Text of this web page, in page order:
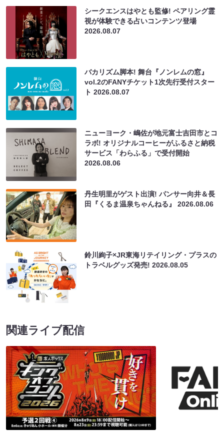
シークエンスはやとも監修! ペアリング霊
視が体験できる占いコンテンツ登場
2026.08.07
バカリズム脚本! 舞台『ノンレムの窓』
vol.2のFANYチケット1次先行受付スター
ト2026.08.07
ニューヨーク・嶋佐が地元富士吉田市とコ
ラボ! オリジナルコーヒーがふるさと納税
サービス「わらふる」で受付開始
2026.08.06
丹生明里がゲスト出演! パンサー向井＆長
田『くるま温泉ちゃんねる』2026.08.06
鈴川絢子×JR東海リテイリング・プラスの
トラベルグッズ発売!2026.08.05
関連ライブ配信